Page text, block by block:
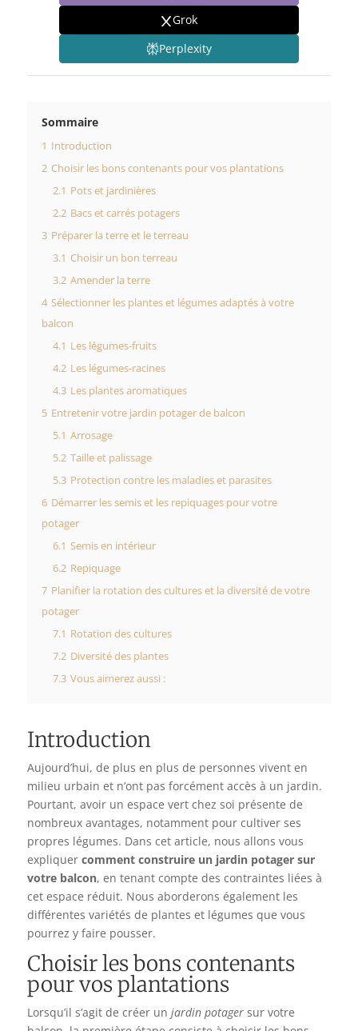
Grok
Perplexity
Sommaire
1 Introduction
2 Choisir les bons contenants pour vos plantations
2.1 Pots et jardinières
2.2 Bacs et carrés potagers
3 Préparer la terre et le terreau
3.1 Choisir un bon terreau
3.2 Amender la terre
4 Sélectionner les plantes et légumes adaptés à votre
balcon
4.1 Les légumes-fruits
4.2 Les légumes-racines
4.3 Les plantes aromatiques
5 Entretenir votre jardin potager de balcon
5.1 Arrosage
5.2 Taille et palissage
5.3 Protection contre les maladies et parasites
6 Démarrer les semis et les repiquages pour votre
potager
6.1 Semis en intérieur
6.2 Repiquage
7 Planifier la rotation des cultures et la diversité de votre
potager
7.1 Rotation des cultures
7.2 Diversité des plantes
7.3 Vous aimerez aussi :
Introduction
Aujourd’hui, de plus en plus de personnes vivent en
milieu urbain et n’ont pas forcément accès à un jardin.
Pourtant, avoir un espace vert chez soi présente de
nombreux avantages, notamment pour cultiver ses
propres légumes. Dans cet article, nous allons vous
expliquer comment construire un jardin potager sur
votre balcon, en tenant compte des contraintes liées à
cet espace réduit. Nous aborderons également les
différentes variétés de plantes et légumes que vous
pourrez y faire pousser.
Choisir les bons contenants
pour vos plantations
Lorsqu’il s’agit de créer un jardin potagersur votre